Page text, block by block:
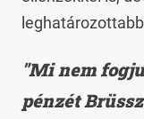
"Mi nem
pénzét